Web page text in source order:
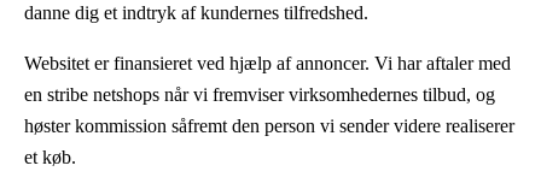
danne dig et indtryk af kundernes tilfredshed.
Websitet er finansieret ved hjælp af annoncer. Vi har aftaler med
en stribe netshops når vi fremviser virksomhedernes tilbud, og
høster kommission såfremt den person vi sender videre realiserer
et køb.